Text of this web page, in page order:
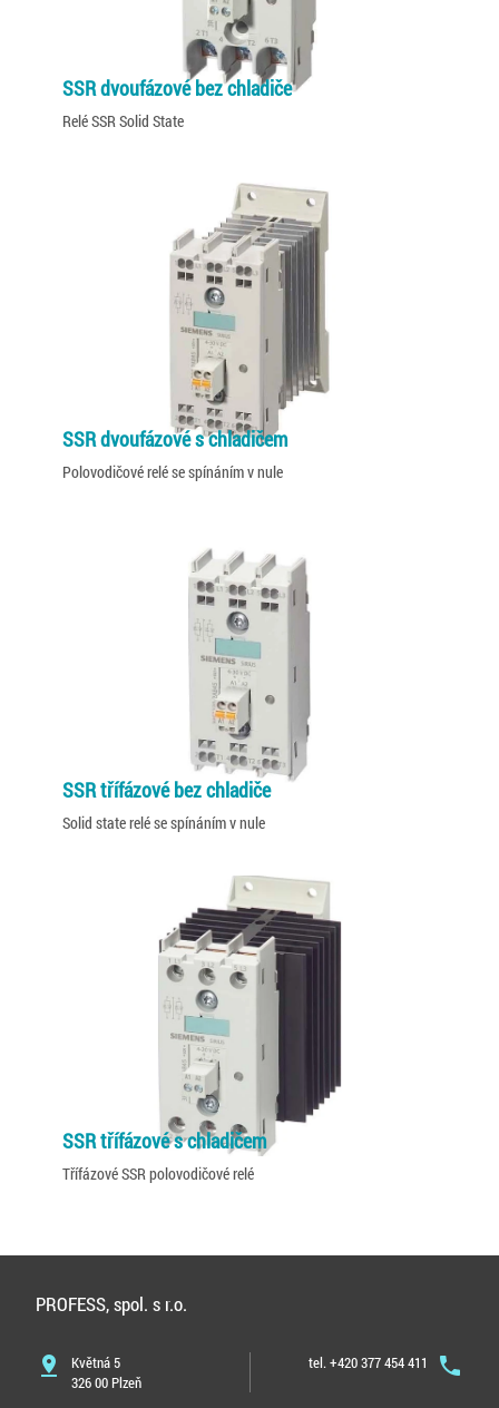
SSR dvoufázové bez chladiče
Relé SSR Solid State
SSR dvoufázové s chladičem
Polovodičové relé se spínáním v nule
SSR třífázové bez chladiče
Solid state relé se spínáním v nule
SSR třífázové s chladičem
Třífázové SSR polovodičové relé
PROFESS, spol. s r.o.
pin_drop
Květná 5
326 00 Plzeň
phone
tel. +420 377 454 411